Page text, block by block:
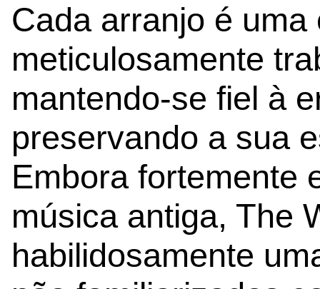
Cada arranjo é
meticulosamente
mantendo-se fiel à
preservando a sua
Embora fortemente
música antiga, The
habilidosamente